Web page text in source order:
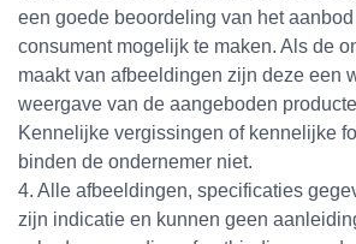
een goede beoordeling van het
consument mogelijk te maken. Als de
maakt van afbeeldingen zijn deze een
weergave van de aangeboden
Kennelijke vergissingen of kennelijke
binden de ondernemer niet.
4. Alle afbeeldingen, specificaties
zijn indicatie en kunnen geen